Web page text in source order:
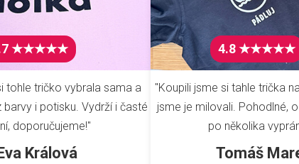
★★★★★
tohle tričko vybrala sama a
barvy i potisku. Vydrží i časté
doporučujeme!"
Králová
4.8 ★★★★★
"Koupili jsme si tahle trička
jsme je milovali. Pohodlné,
po několika
Tomáš